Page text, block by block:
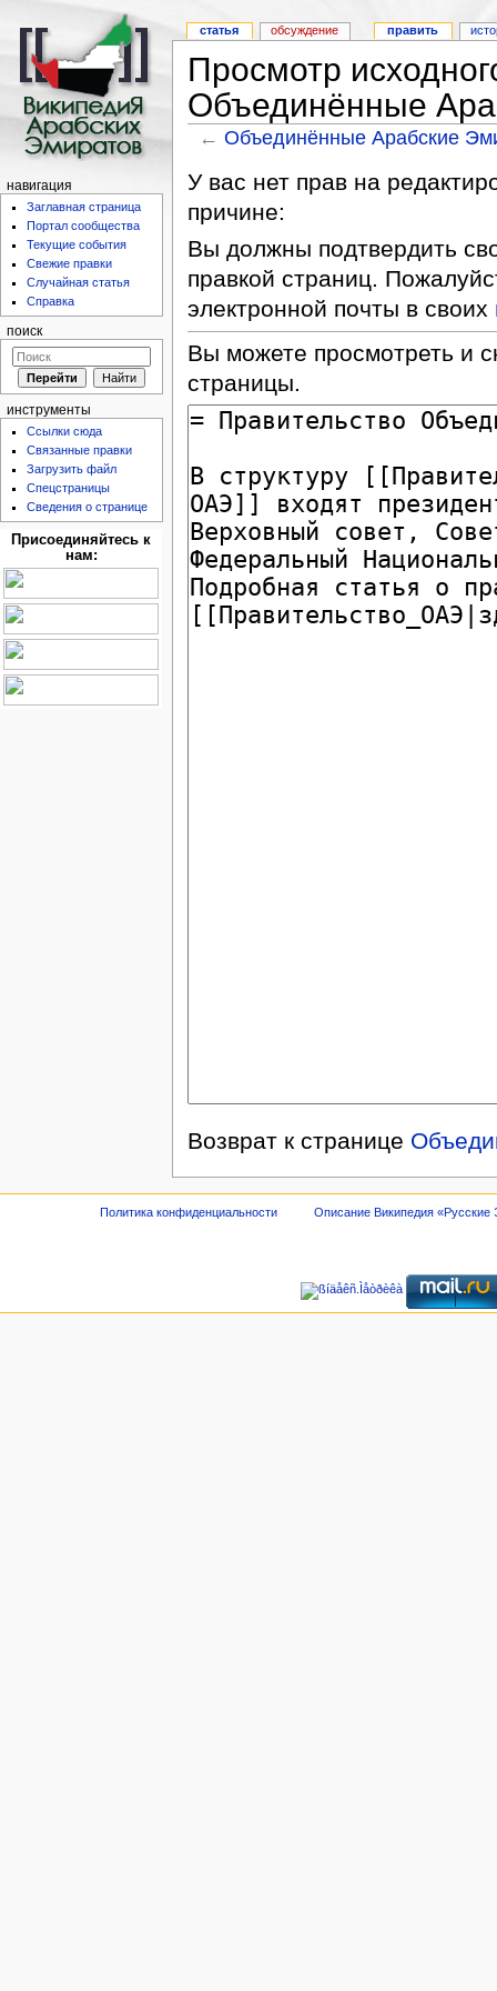
Просмотр
Объединённые
←Объединённые Арабские
У вас нет прав на
причине:
Вы должны подтвердить
правкой страниц.
электронной почты в своих
Вы можете просмотреть и
страницы.
Возврат к странице
статья обсуждение править
навигация
Заглавная страница
Портал сообщества
Текущие события
Свежие правки
Случайная статья
Справка
поиск
инструменты
Ссылки сюда
Связанные правки
Загрузить файл
Спецстраницы
Сведения о странице
Присоединяйтесь к
нам:
Политика конфиденциальности Описание Википедия «Русские